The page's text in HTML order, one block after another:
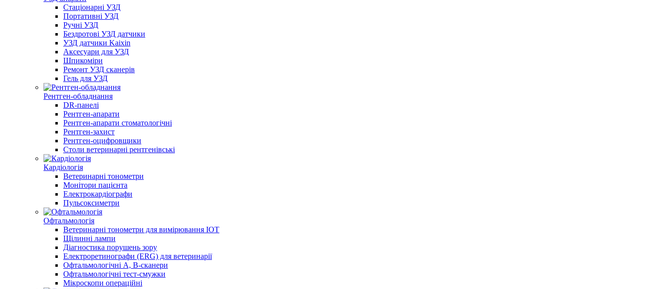
Стаціонарні УЗД
Портативні УЗД
Ручні УЗД
Бездротові УЗД датчики
УЗД датчики Kaixin
Аксесуари для УЗД
Шпикоміри
Ремонт УЗД сканерів
Гель для УЗД
Рентген-обладнання
DR-панелі
Рентген-апарати
Рентген-апарати стоматологічні
Рентген-захист
Рентген-оцифровщики
Столи ветеринарні рентгенівські
Кардіологія
Ветеринарні тонометри
Монітори пацієнта
Електрокардіографи
Пульсоксиметри
Офтальмологія
Ветеринарні тонометри для вимірювання ІОТ
Щілинні лампи
Діагностика порушень зору
Електроретинографи (ERG) для ветеринарії
Офтальмологічні A, B-сканери
Офтальмологічні тест-смужки
Мікроскопи операційні